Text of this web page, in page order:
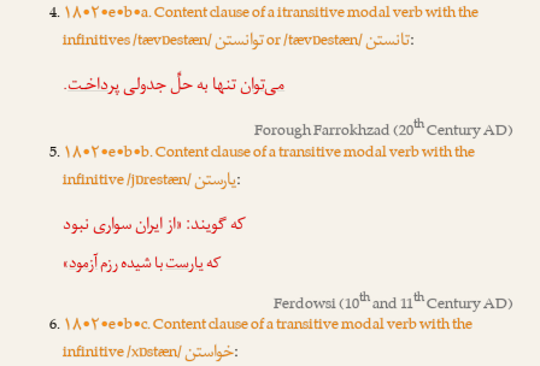
۱۸•۲•e•b•a. Content clause of a itransitive modal verb with the
infinitives /tævɒestæn/توانستنor /tævɒestæn/تانستن:
می‌توانتنها به حلِّ جدولیپرداخـت.
Forough Farrokhzad(20thCentury AD)
۱۸•۲•e•b•b. Content clause of a transitive modal verb with the
infinitive /jɒrestæn/یارستن:
که گویند: «از ایران سواری نبود
کهیارستبا شیده رزمآزمود»
Ferdowsi(10thand 11thCentury AD)
۱۸•۲•e•b•c. Content clause of a transitive modal verb with the
infinitive /xɒstæn/خواستن: